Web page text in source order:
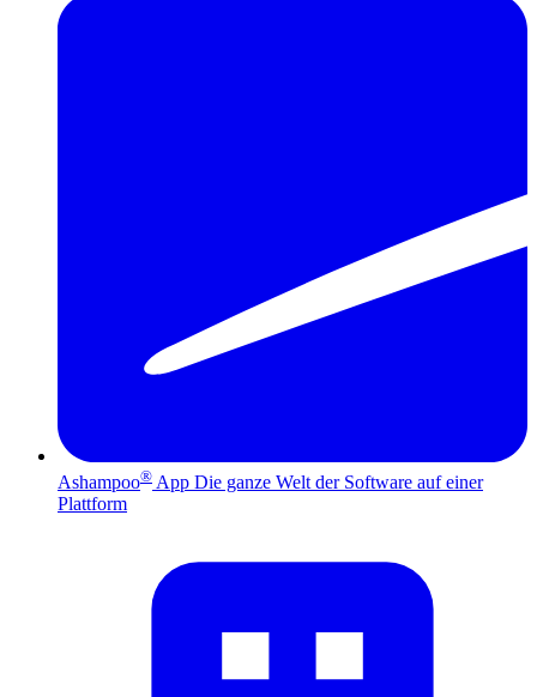
Ashampoo® App Die ganze Welt der Software auf einer
Plattform